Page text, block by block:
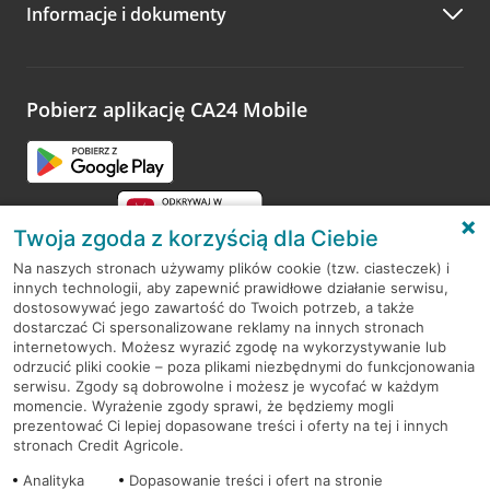
Zachęcamy do podzielenia się z nami opinią o wizycie.
opinie.
Informacje i dokumenty
Pobierz aplikację CA24 Mobile
RODO
Regulamin serwisu
Mapa serwisu
PolitykaCookies
Twoja zgoda z korzyścią dla Ciebie
Na naszych stronach używamy plików cookie (tzw. ciasteczek) i
innych technologii, aby zapewnić prawidłowe działanie serwisu,
dostosowywać jego zawartość do Twoich potrzeb, a także
dostarczać Ci spersonalizowane reklamy na innych stronach
internetowych. Możesz wyrazić zgodę na wykorzystywanie lub
odrzucić pliki cookie – poza plikami niezbędnymi do funkcjonowania
serwisu. Zgody są dobrowolne i możesz je wycofać w każdym
momencie. Wyrażenie zgody sprawi, że będziemy mogli
prezentować Ci lepiej dopasowane treści i oferty na tej i innych
stronach Credit Agricole.
Analityka
Dopasowanie treści i ofert na stronie